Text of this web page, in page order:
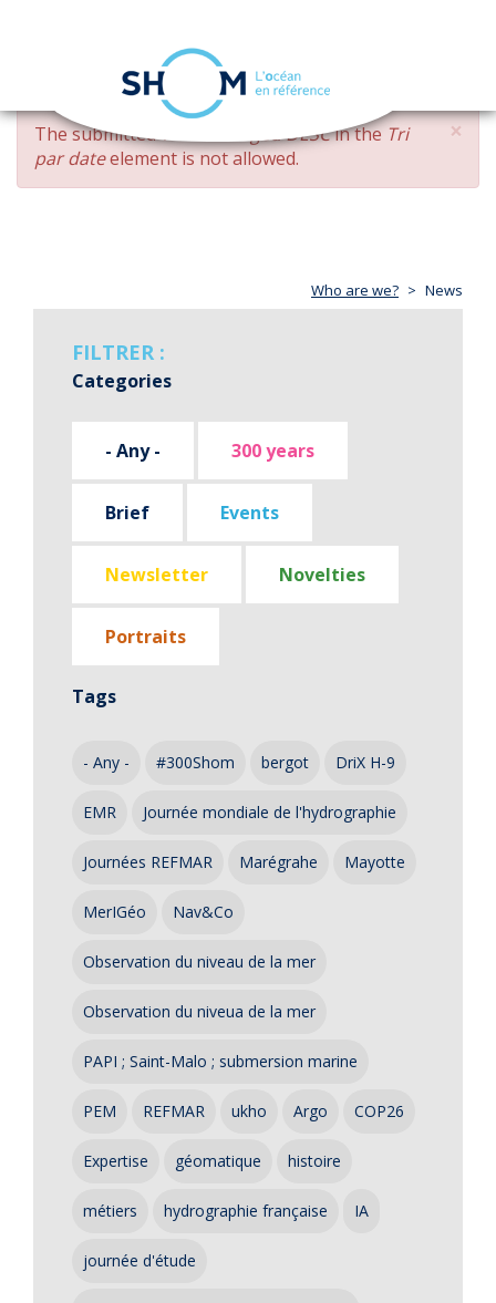
Skip
main
content
navigation
×
ERROR
MESSAGE
The submitted value changed DESCin the Tri
par dateelement is not allowed.
Who are we? News
FILTRER :
Categories
- Any - 300 years
Brief Events
Newsletter Novelties
Portraits
Tags
- Any - #300Shom bergot DriX H-9
EMR Journée mondiale de l'hydrographie
Journées REFMAR Marégrahe Mayotte
MerIGéo Nav&Co
Observation du niveau de la mer
Observation du niveua de la mer
PAPI ; Saint-Malo ; submersion marine
PEM REFMAR ukho Argo COP26
Expertise géomatique histoire
métiers hydrographie française IA
journée d'étude